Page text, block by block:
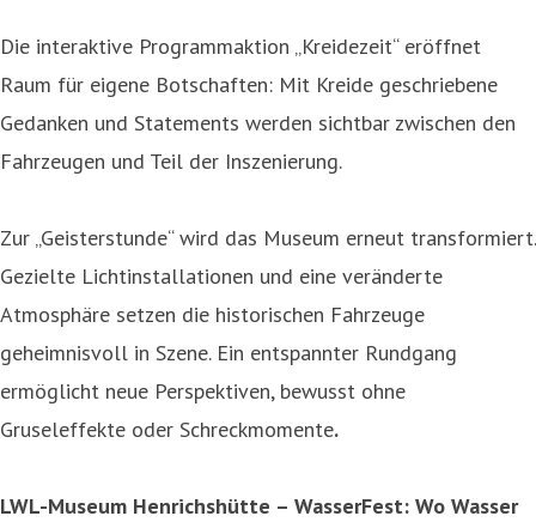
Die interaktive Programmaktion „Kreidezeit“ eröffnet
Raum für eigene Botschaften: Mit Kreide geschriebene
Gedanken und Statements werden sichtbar zwischen den
Fahrzeugen und Teil der Inszenierung.
Zur „Geisterstunde“ wird das Museum erneut transformiert.
Gezielte Lichtinstallationen und eine veränderte
Atmosphäre setzen die historischen Fahrzeuge
geheimnisvoll in Szene. Ein entspannter Rundgang
ermöglicht neue Perspektiven, bewusst ohne
Gruseleffekte oder Schreckmomente.
LWL-Museum Henrichshütte – WasserFest: Wo Wasser